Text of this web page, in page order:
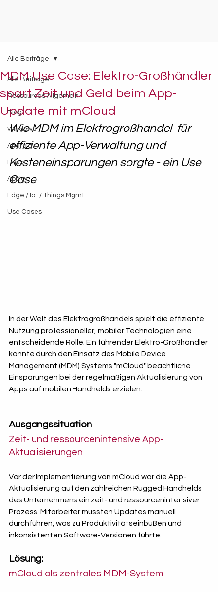
Alle Beiträge
Ressources Allgemein
Blog
Windows
Android
Linux
Apple
Edge / IoT / Things Mgmt
Use Cases
Alle Beiträge
MDM Use Case: Elektro-Großhändler
spart Zeit und Geld beim App-
Update mit mCloud
Wie MDM im Elektrogroßhandel  für
effiziente App-Verwaltung und
Kosteneinsparungen sorgte - ein Use
Case
In der Welt des Elektrogroßhandels spielt die effiziente
Nutzung professioneller, mobiler Technologien eine
entscheidende Rolle. Ein führender Elektro-Großhändler
konnte durch den Einsatz des Mobile Device
Management (MDM) Systems "mCloud" beachtliche
Einsparungen bei der regelmäßigen Aktualisierung von
Apps auf mobilen Handhelds erzielen.
Ausgangssituation
Zeit- und ressourcenintensive App-
Aktualisierungen
Vor der Implementierung von mCloud war die App-
Aktualisierung auf den zahlreichen Rugged Handhelds
des Unternehmens ein zeit- und ressourcenintensiver
Prozess. Mitarbeiter mussten Updates manuell
durchführen, was zu Produktivitätseinbußen und
inkonsistenten Software-Versionen führte.
Lösung:
mCloud als zentrales MDM-System